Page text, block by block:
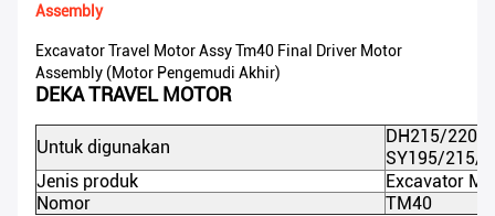
Assembly
Excavator Travel Motor Assy Tm40 Final Driver Motor
Assembly (Motor Pengemudi Akhir)
DEKA TRAVEL MOTOR
Untuk digunakan
DH215/220/
SY195/215/
Jenis produk
Excavator
Nomor
TM40